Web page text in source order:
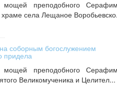
преподобного
села Лещаное
соборным богослужением
придела
преподобного
Великомученика и Целител...